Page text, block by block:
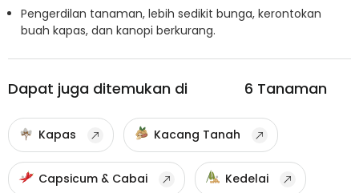
Pengerdilan tanaman, lebih sedikit bunga, kerontokan
buah kapas, dan kanopi berkurang.
Dapat juga ditemukan di 6 Tanaman
Kapas Kacang Tanah
Capsicum & Cabai Kedelai